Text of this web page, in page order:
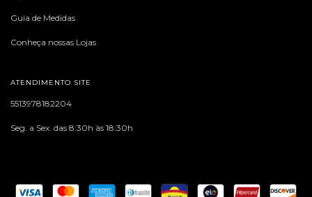
Guia de Medidas
Conheça nossas Lojas
ATENDIMENTO SITE
5513978182204
Seg. a Sex. das 8:30h às 18:30h